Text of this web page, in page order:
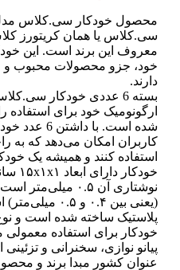
معروف این برند است. این
خود، جزو محصولات محبوب و
دارند.
ارگونومیک خود برای
شده است.
کاربران امکان می‌دهد که به
استفاده کنند و همیشه یک
(یعنی بین ۰.۴
پلاستیک ساخته شده است و
خودکار برای استفاده
پیانو نوازی، سخنرانی و
عنوان کشور مبدا برند و